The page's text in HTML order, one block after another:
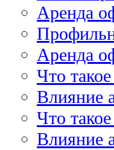
Аренда
Аренда
Что
Влияние
Что
Влияние